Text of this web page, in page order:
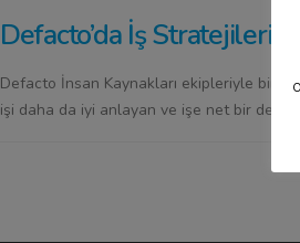
Defacto’da İş Stratejileri
Defacto İnsan Kaynakları ekipleriyle
işi daha da iyi anlayan ve işe net bir değer